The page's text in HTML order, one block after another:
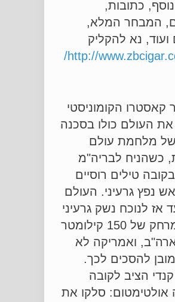
כתובות,
המבחר המלא,
ועוד, נא להקליק
http://
הקומוניסטי
העולם כולו בסכנה
של מלחמת עולם
כשהניח לבריה"מ
טילים רוסיים
נפץ גרעיני. העולם
אז לנוכח נשק גרעיני
רוסי במרחק של 150 קילומטר
ואמריקה לא
להסכים לכך.
הציב לקובה
אולטימטום: סלקו את